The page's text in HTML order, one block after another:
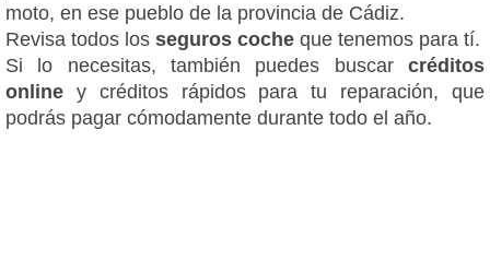
moto, en ese pueblo de la provincia de Cádiz.
Revisa todos los seguros coche que tenemos para tí.
Si lo necesitas, también puedes buscar créditos
online y créditos rápidos para tu reparación, que
podrás pagar cómodamente durante todo el año.